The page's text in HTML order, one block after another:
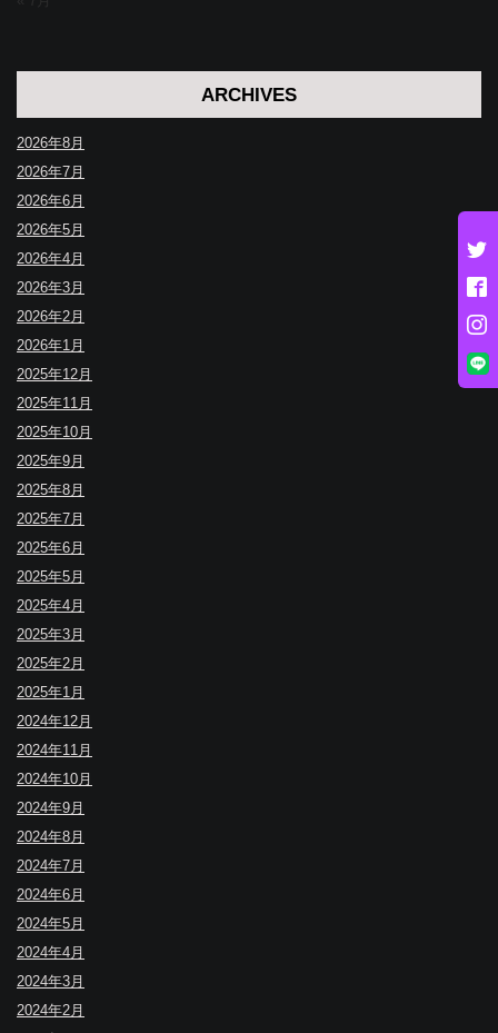
ARCHIVES
2026年8月
2026年7月
2026年6月
2026年5月
2026年4月
2026年3月
2026年2月
2026年1月
2025年12月
2025年11月
2025年10月
2025年9月
2025年8月
2025年7月
2025年6月
2025年5月
2025年4月
2025年3月
2025年2月
2025年1月
2024年12月
2024年11月
2024年10月
2024年9月
2024年8月
2024年7月
2024年6月
2024年5月
2024年4月
2024年3月
2024年2月